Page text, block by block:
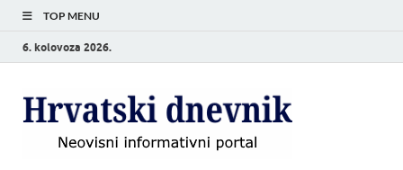
TOP MENU
6. kolovoza 2026.